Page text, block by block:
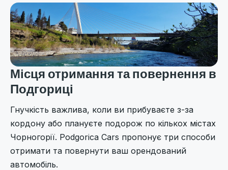
Місця отримання та повернення в
Подгориці
Гнучкість важлива, коли ви прибуваєте з-за
кордону або плануєте подорож по кількох містах
Чорногорії. Podgorica Cars пропонує три способи
отримати та повернути ваш орендований
автомобіль.